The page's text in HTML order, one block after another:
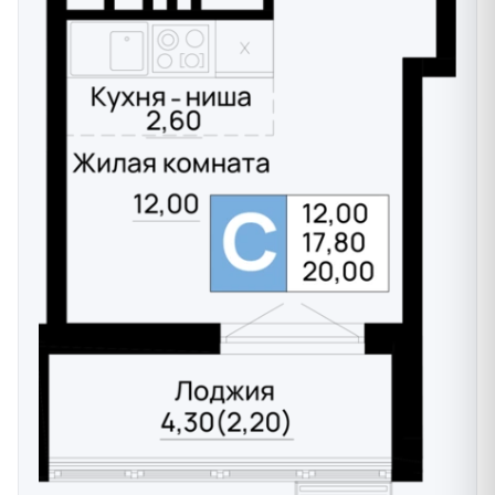
- ТРЦ "Сити Центр" - 11 минут на автомобиле
- ТРЦ "Мега Адыгея" - 13 минут на автомобиле
- ТРЦ "Галерея" (центр Краснодара) - 17 минут на
автомобиле
- улица Красная города Краснодара - 17 минут на
автомобиле
- мост Поцелуев - 16 минут на автомобиле
- Екатерининский собор - 16 минут на автомобиле
- Кубанский государственный медицинский
- Парк Краснодар (парк Галицкого) - 35 минут на
Технология строительства:
Дома строятся по монолитной перекрестно-
стеновой технологии с заполнением проемов
газосиликатным блоком.
Утепление дома производится минеральной ватой 80